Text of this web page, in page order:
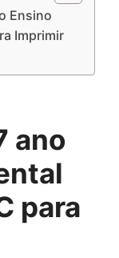
Ensino
Imprimir
ano
para